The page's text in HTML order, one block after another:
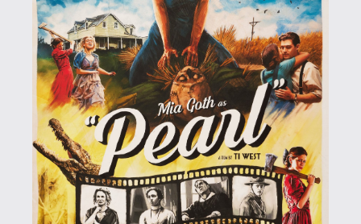
Necroman Mk2
QUAKE CHAMPIONS FREEPLAY
8 napja 2